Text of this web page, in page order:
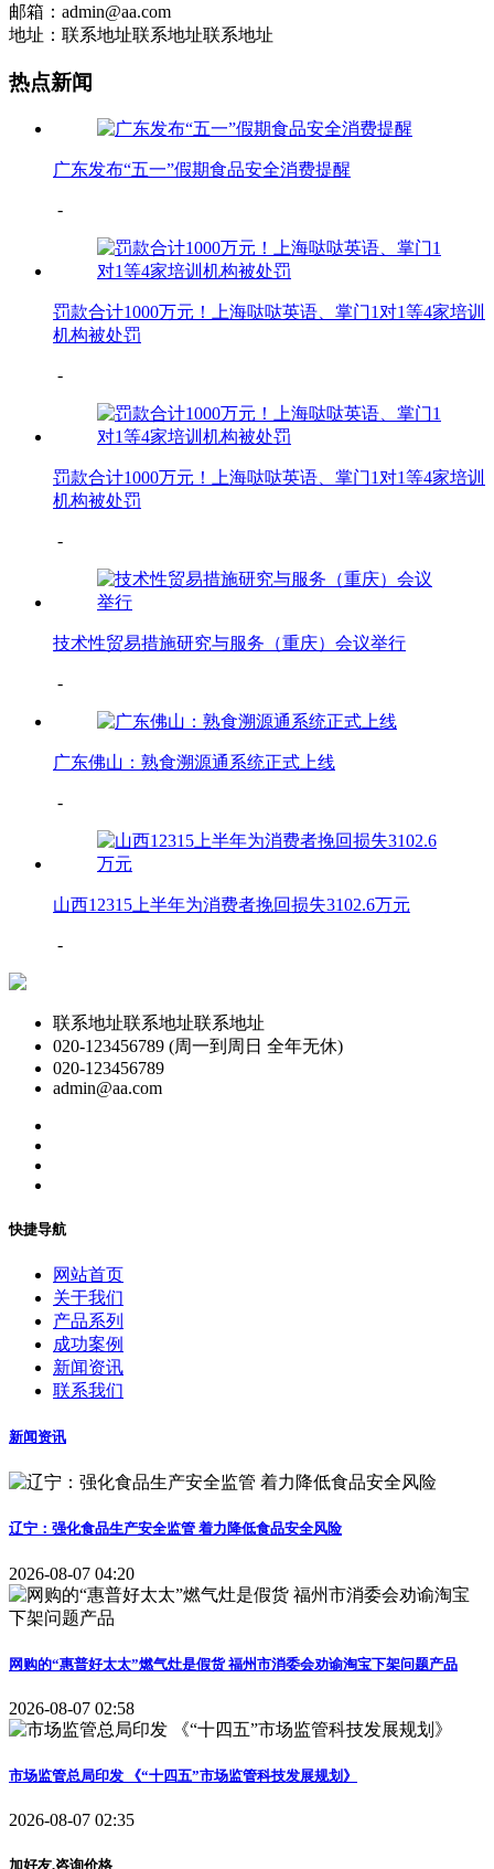
邮箱：admin@aa.com
地址：联系地址联系地址联系地址
热点新闻
广东发布“五一”假期食品安全消费提醒
-
罚款合计1000万元！上海哒哒英语、掌门1对1等4家培训
机构被处罚
-
罚款合计1000万元！上海哒哒英语、掌门1对1等4家培训
机构被处罚
-
技术性贸易措施研究与服务（重庆）会议举行
-
广东佛山：熟食溯源通系统正式上线
-
山西12315上半年为消费者挽回损失3102.6万元
-
联系地址联系地址联系地址
020-123456789 (周一到周日 全年无休)
020-123456789
admin@aa.com
快捷导航
网站首页
关于我们
产品系列
成功案例
新闻资讯
联系我们
新闻资讯
辽宁：强化食品生产安全监管 着力降低食品安全风险
2026-08-07 04:20
网购的“惠普好太太”燃气灶是假货 福州市消委会劝谕淘宝下架问题产品
2026-08-07 02:58
市场监管总局印发 《“十四五”市场监管科技发展规划》
2026-08-07 02:35
加好友,咨询价格